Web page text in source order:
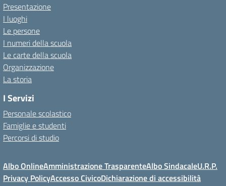
Presentazione
I luoghi
Le persone
I numeri della scuola
Le carte della scuola
Organizzazione
La storia
I Servizi
Personale scolastico
Famiglie e studenti
Percorsi di studio
Albo OnlineAmministrazione TrasparenteAlbo SindacaleU.R.P.
Privacy PolicyAccesso CivicoDichiarazione di accessibilità